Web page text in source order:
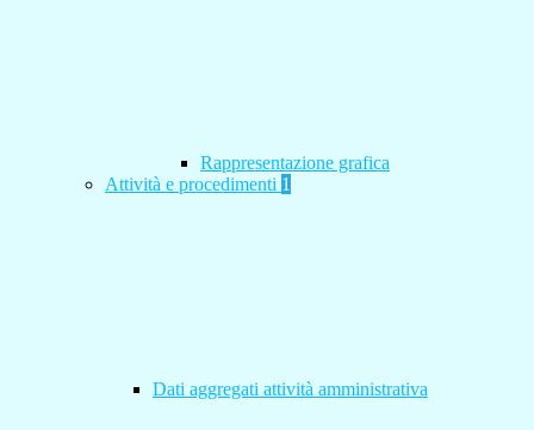
Rappresentazione grafica
Attività e procedimenti 1
Dati aggregati attività amministrativa